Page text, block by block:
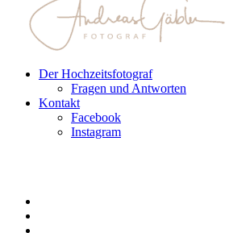
Der Hochzeitsfotograf
Fragen und Antworten
Kontakt
Facebook
Instagram